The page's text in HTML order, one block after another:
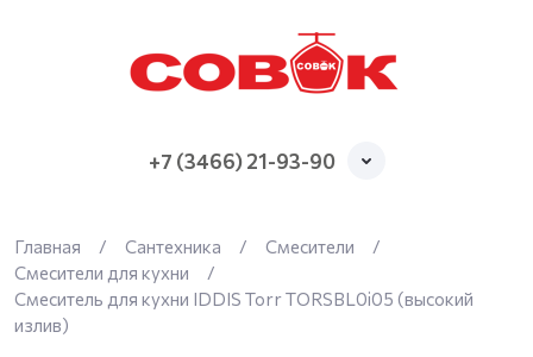
+7 (3466) 21-93-90
Главная / Сантехника / Смесители
/
Смесители для кухни
/
Смеситель для кухни IDDIS Torr TORSBL0i05 (высокий
излив)